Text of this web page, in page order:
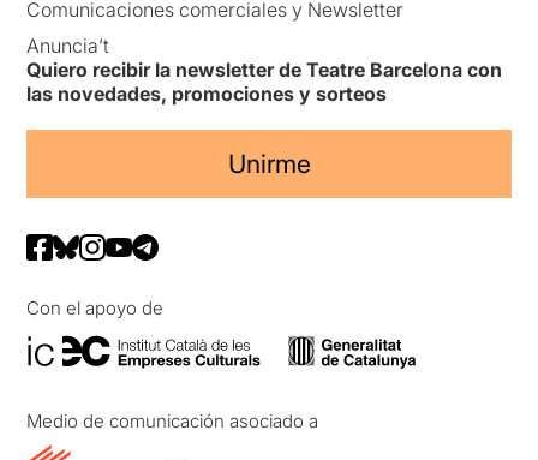
Comunicaciones comerciales y Newsletter
Anuncia’t
Quiero recibir la newsletter de Teatre Barcelona con
las novedades, promociones y sorteos
Unirme
Con el apoyo de
Medio de comunicación asociado a